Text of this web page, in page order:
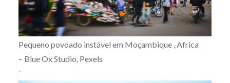
Pequeno povoado instável em Moçambique , Africa
– Blue Ox Studio, Pexels
´